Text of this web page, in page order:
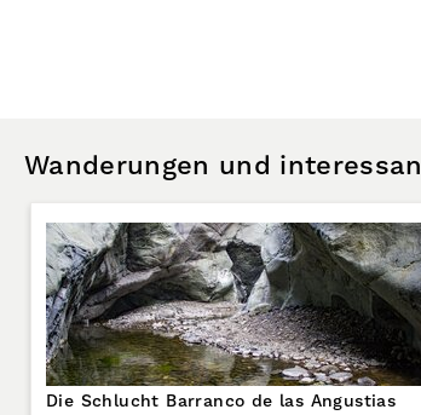
Wanderungen und
Die Schlucht Barranco de las Angustias